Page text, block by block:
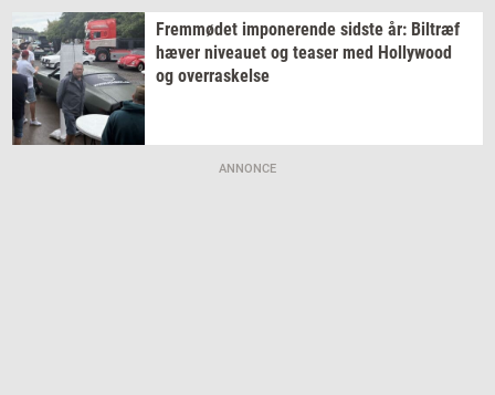
Frem­mø­det im­po­ne­ren­de sid­ste år: Bil­træf
hæver ni­veau­et og tea­ser med Hol­lywood
og over­ra­skel­se
ANNONCE